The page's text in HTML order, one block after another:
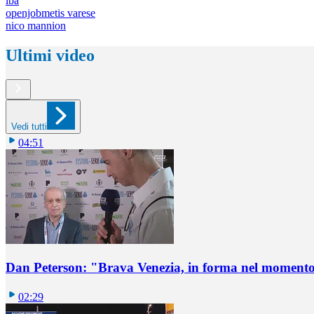
openjobmetis varese
nico mannion
Ultimi video
Vedi tutti
04:51
Dan Peterson: "Brava Venezia, in forma nel
02:29